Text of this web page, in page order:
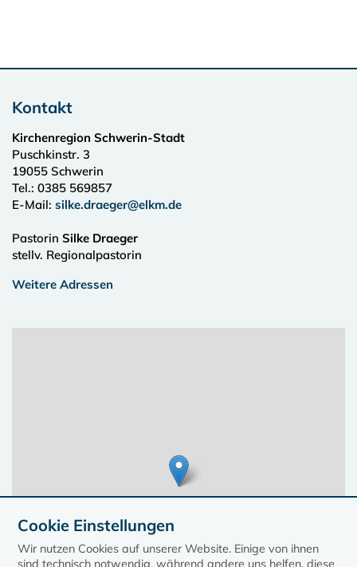
Kontakt
Kirchenregion Schwerin-Stadt
Puschkinstr. 3
19055 Schwerin
Tel.: 0385 569857
E-Mail: silke.draeger@elkm.de
Pastorin Silke Draeger
stellv. Regionalpastorin
Weitere Adressen
Cookie Einstellungen
Wir nutzen Cookies auf unserer Website. Einige von ihnen
sind technisch notwendig, während andere uns helfen, diese